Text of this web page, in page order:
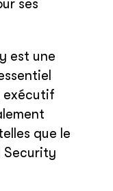
ses
est une
exécutif
que le
Security